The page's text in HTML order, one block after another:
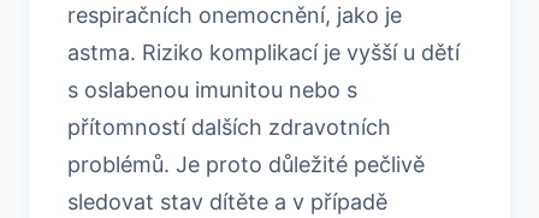
respiračních onemocnění, jako je
astma. Riziko komplikací je vyšší u dětí
s oslabenou imunitou nebo s
přítomností dalších zdravotních
problémů. Je proto důležité pečlivě
sledovat stav dítěte a v případě